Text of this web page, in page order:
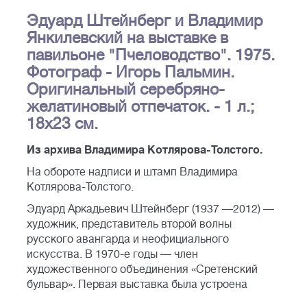
Эдуард Штейнберг и Владимир
Янкилевский на выставке в
павильоне "Пчеловодство". 1975.
Фотограф - Игорь Пальмин.
Оригинальный серебряно-
желатиновый отпечаток. - 1 л.;
18х23 см.
Из архива Владимира Котлярова-Толстого.
На обороте надписи и штамп Владимира
Котлярова-Толстого.
Эдуард Аркадьевич Штейнберг (1937 —2012) —
художник, представитель второй волны
русского авангарда и неофициального
искусства. В 1970-е годы — член
художественного объединения «Сретенский
бульвар». Первая выставка была устроена